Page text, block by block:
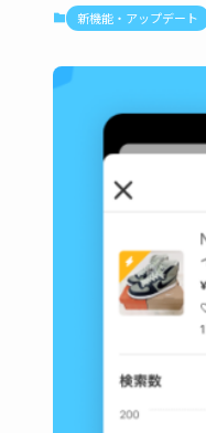
新機能・アップデート